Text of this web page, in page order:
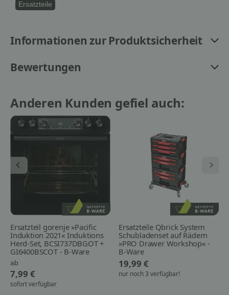
Ersatzteile
Informationen zur Produktsicherheit
Bewertungen
Anderen Kunden gefiel auch:
Ersatzteil gorenje »Pacific
Induktion 2021« Induktions
Herd-Set, BCSI737DBGOT +
GI6400BSCOT - B-Ware
ab
7,99 €
sofort verfügbar
Ersatzteile Qbrick System
Schubladenset auf Rädern
»PRO Drawer Workshop« -
B-Ware
19,99 €
nur noch 3 verfügbar!